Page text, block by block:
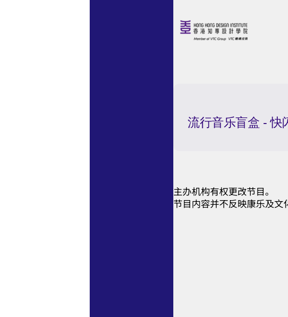
流行音乐盲盒 - 快
主办机构有权更改节目。
节目内容并不反映康乐及文